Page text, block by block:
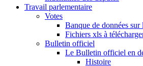
Travail parlementaire
Votes
Banque de données
Fichiers xls à
Bulletin officiel
Le Bulletin officiel en
Histoire